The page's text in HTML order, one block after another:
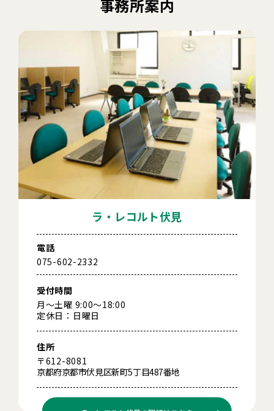
事務所案内
ラ・レコルト伏見
電話
075-602-2332
受付時間
月～土曜 9:00～18:00
定休日：日曜日
住所
〒612-8081
京都府京都市伏見区新町5丁目487番地